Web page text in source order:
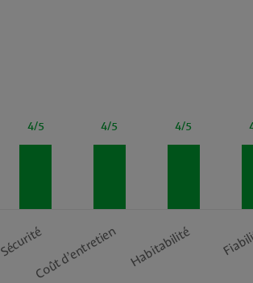
4/5
Sécurité
4/5
Coût d’entretien
4/5
Habitabilité